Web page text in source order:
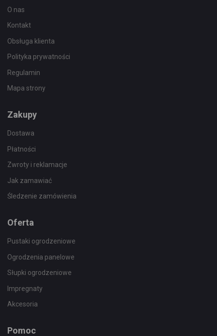
O nas
Kontakt
Obsługa klienta
Polityka prywatności
Regulamin
Mapa strony
Zakupy
Dostawa
Płatności
Zwroty i reklamacje
Jak zamawiać
Śledzenie zamówienia
Oferta
Pustaki ogrodzeniowe
Ogrodzenia panelowe
Słupki ogrodzeniowe
Impregnaty
Akcesoria
Pomoc